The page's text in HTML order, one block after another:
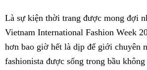
Là sự kiện thời trang được mong đợi
Vietnam International Fashion Week
hơn bao giờ hết là dịp để giới chuyên
fashionista được sống trong bầu